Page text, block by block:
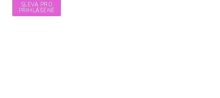
SLEVA PRO
PŘIHLÁŠENÉ